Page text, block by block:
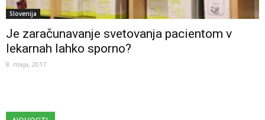
Slovenija
Je zaračunavanje svetovanja pacientom v
lekarnah lahko sporno?
8. maja, 2017